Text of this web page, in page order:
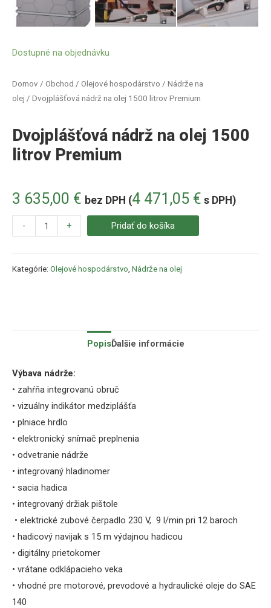
Domov / Obchod / Olejové hospodárstvo / Nádrže na
olej / Dvojplášťová nádrž na olej 1500 litrov Premium
Dvojplášťová nádrž na olej 1500
litrov Premium
3 635,00 € bez DPH (4 471,05 € s DPH)
Dostupné na objednávku
- + Pridať do košíka
Kategórie: Olejové hospodárstvo Nádrže na olej
PopisĎalšie informácie
Výbava nádrže:
• zahŕňa integrovanú obruč
• vizuálny indikátor medziplášťa
• plniace hrdlo
• elektronický snímač preplnenia
• odvetranie nádrže
• integrovaný hladinomer
• sacia hadica
• integrovaný držiak pištole
• elektrické zubové čerpadlo 230 V, 9 l/min pri 12 baroch
• hadicový navijak s 15 m výdajnou hadicou
• digitálny prietokomer
• vrátane odklápacieho veka
• vhodné pre motorové, prevodové a hydraulické oleje do SAE
140